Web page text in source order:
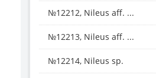
№12212, Nileus aff. ...
№12213, Nileus aff. ...
№12214, Nileus sp.